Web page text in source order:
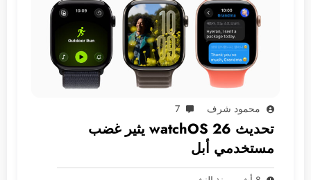
محمود شرف 7
تحديث watchOS 26 يثير غضب
مستخدمي أبل